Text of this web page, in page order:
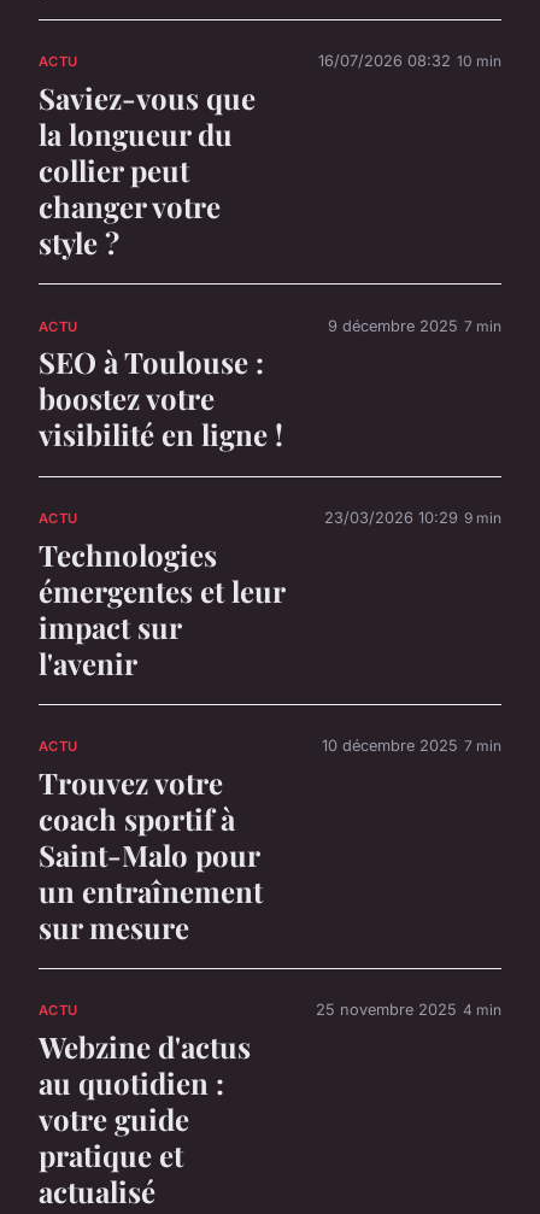
ACTU
Saviez-vous que
la longueur du
collier peut
changer votre
style ?
16/07/2026 08:32 10 min
ACTU
SEO à Toulouse :
boostez votre
visibilité en ligne !
9 décembre 2025 7 min
ACTU
Technologies
émergentes et leur
impact sur
l'avenir
23/03/2026 10:29 9 min
ACTU
Trouvez votre
coach sportif à
Saint-Malo pour
un entraînement
sur mesure
10 décembre 2025 7 min
ACTU
Webzine d'actus
au quotidien :
votre guide
pratique et
actualisé
25 novembre 2025 4 min